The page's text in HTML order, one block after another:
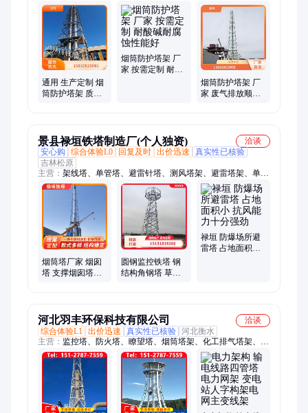
线路角钢塔、电力钢管杆、角钢塔、电力角钢塔、电力输线塔、
输线电力塔、110kv电力塔、避雷塔、电力构架、变电站架构、
湿电钢框架、脱硫除尘塔、烟囱塔
通用 生产定制 烟
筒防护塔架 质量
烟筒防护塔架 厂
家 按需定制 耐酸
烟筒防护塔架 厂
家 废气排放顺畅
景县禄垣铁塔制造厂(个人独资)
洽谈
安心购
综合体验L0 回复及时 出价迅速
真实性已核验
吉林松原
主营： 架线塔、单管塔、避雷针塔、测风塔架、避雷塔架、单管
通信塔、景观避雷塔、气象监控塔、瞭望景观塔、基站通讯塔、
变电站架构塔、景观观光塔台、草原防火监控塔、圆钢发射微波
塔、热镀锌单管铁塔、落地景观仿生塔、气象雷达导航塔、光伏
角钢电力塔、森林防火瞭望塔
烟筒塔厂家 烟囱
塔 支撑烟囱塔架
圆钢监控铁塔 钢
结构角钢塔 草原
禄垣 防爆场所避
雷塔 占地面积小
河北羽丰环保科技有限公司
洽谈
综合体验L1
出价迅速 真实性已核验 河北衡水
主营： 监控塔、防火塔、瞭望塔、烟筒塔架、化工排气塔架、火
炬塔防护支架、电力塔、电力架构、角钢监测塔、户外钢结构、
防火监测塔、训练拓展塔、消防训练塔、通讯塔钢结构、电网主
变线架、压站电力构架、角钢电力铁塔、草原防火监控、广播通
讯铁塔、四柱三管烟囱塔、三柱圆钢防雷塔、钢管圆钢避雷塔、
人字架变电构架